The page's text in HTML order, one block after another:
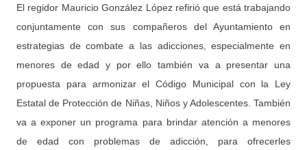
El regidor Mauricio González López refirió que está trabajando
conjuntamente con sus compañeros del Ayuntamiento en
estrategias de combate a las adicciones, especialmente en
menores de edad y por ello también va a presentar una
propuesta para armonizar el Código Municipal con la Ley
Estatal de Protección de Niñas, Niños y Adolescentes. También
va a exponer un programa para brindar atención a menores
de edad con problemas de adicción, para ofrecerles